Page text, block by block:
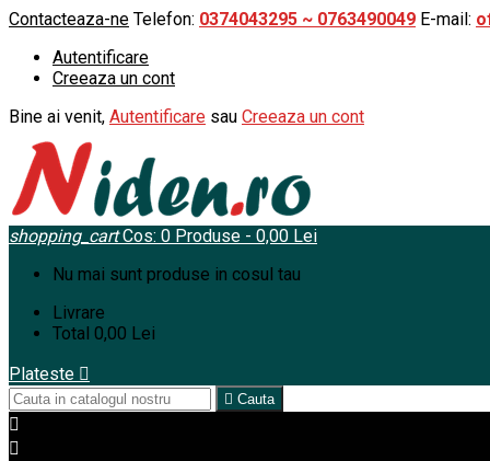
Contacteaza-ne Telefon: 0374043295 ~ 0763490049 E-mail:
Autentificare
Creeaza un cont
Bine ai venit, Autentificare sau Creeaza un cont
shopping_cart Cos: 0 Produse - 0,00 Lei
Nu mai sunt produse in cosul tau
Livrare
Total 0,00 Lei
Plateste 
 Cauta

